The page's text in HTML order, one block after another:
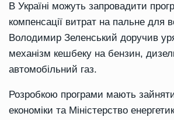
В Україні можуть запровадити
компенсації витрат на пальне для
Володимир Зеленський доручив
механізм кешбеку на бензин,
автомобільний газ.
Розробкою програми мають
економіки та Міністерство